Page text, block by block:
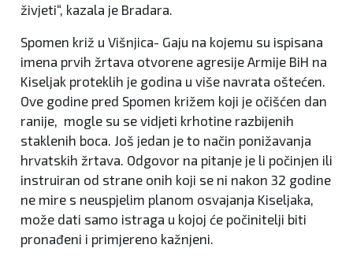
živjeti“, kazala je Bradara.
Spomen križ u Višnjica- Gaju na kojemu su ispisana
imena prvih žrtava otvorene agresije Armije BiH na
Kiseljak proteklih je godina u više navrata oštećen.
Ove godine pred Spomen križem koji je očišćen dan
ranije, mogle su se vidjeti krhotine razbijenih
staklenih boca. Još jedan je to način ponižavanja
hrvatskih žrtava. Odgovor na pitanje je li počinjen ili
instruiran od strane onih koji se ni nakon 32 godine
ne mire s neuspjelim planom osvajanja Kiseljaka,
može dati samo istraga u kojoj će počinitelji biti
pronađeni i primjereno kažnjeni.